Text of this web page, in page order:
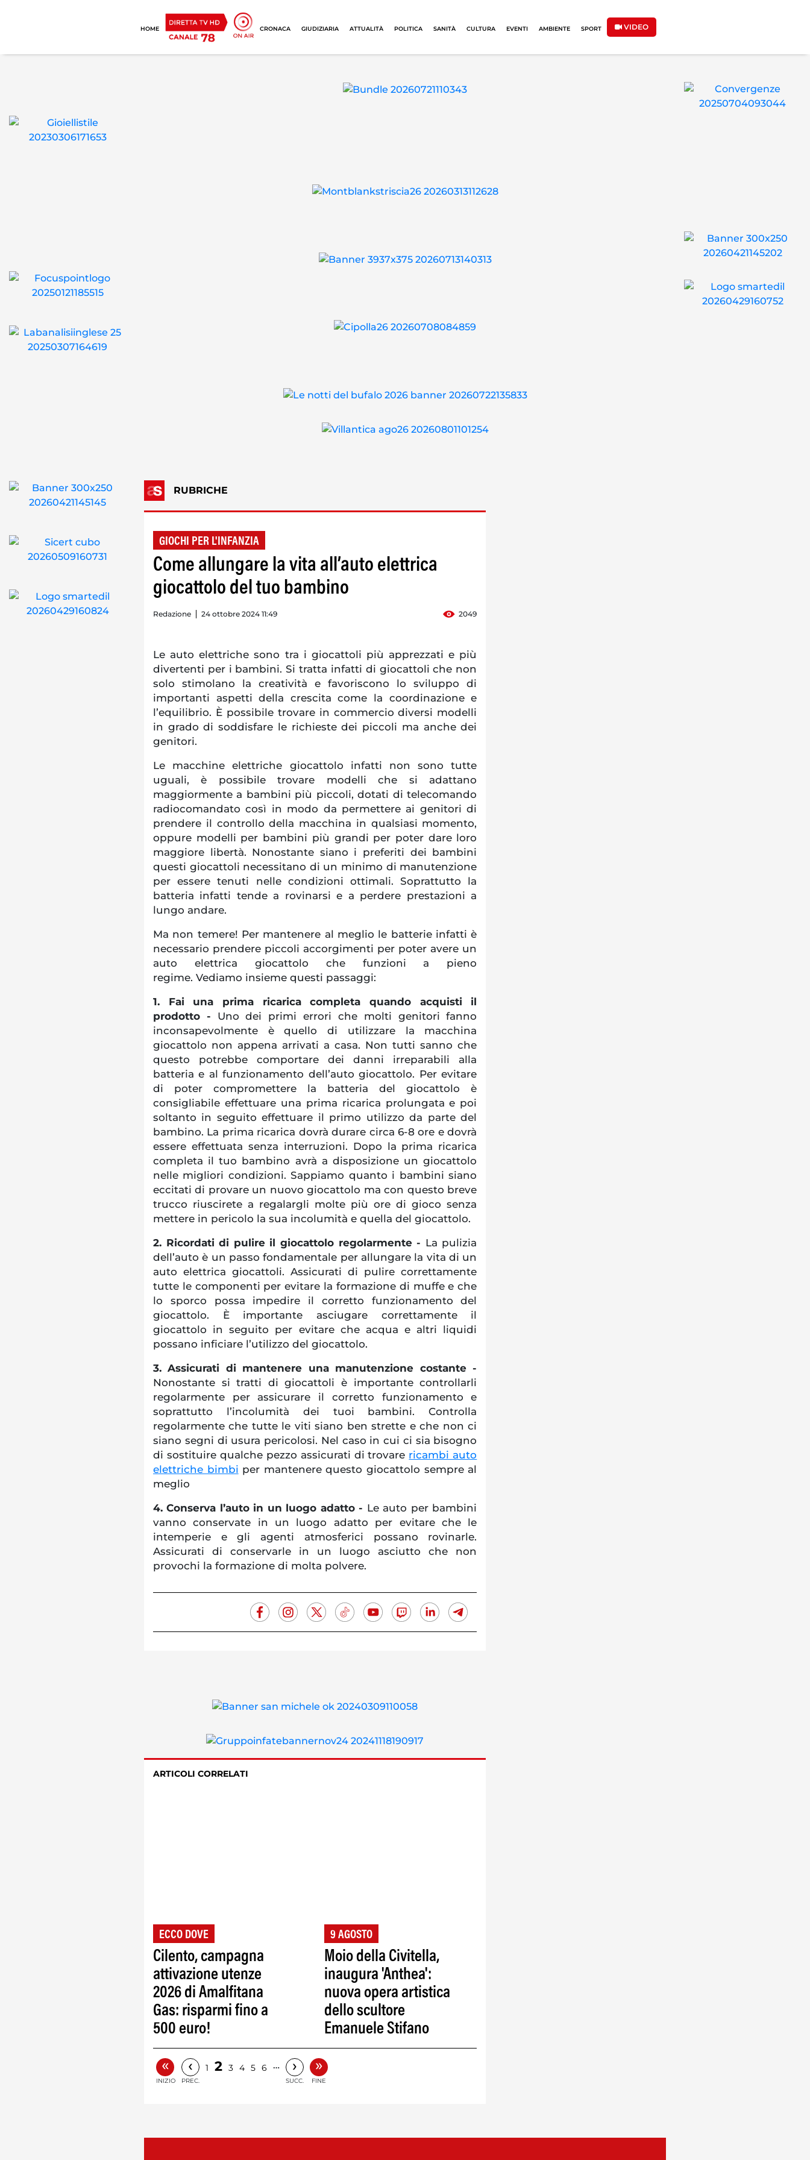
HOME CRONACA GIUDIZIARIA ATTUALITÀ POLITICA SANITÀ CULTURA EVENTI AMBIENTE SPORT VIDEO
RUBRICHE
GIOCHI PER L'INFANZIA
Come allungare la vita all’auto elettrica
giocattolo del tuo bambino
Redazione 24 ottobre 2024 11:49 2049
Le auto elettriche sono tra i giocattoli più apprezzati e più
divertenti per i bambini. Si tratta infatti di giocattoli che non
solo stimolano la creatività e favoriscono lo sviluppo di
importanti aspetti della crescita come la coordinazione e
l’equilibrio. È possibile trovare in commercio diversi modelli
in grado di soddisfare le richieste dei piccoli ma anche dei
genitori.
Le macchine elettriche giocattolo infatti non sono tutte
uguali, è possibile trovare modelli che si adattano
maggiormente a bambini più piccoli, dotati di telecomando
radiocomandato così in modo da permettere ai genitori di
prendere il controllo della macchina in qualsiasi momento,
oppure modelli per bambini più grandi per poter dare loro
maggiore libertà. Nonostante siano i preferiti dei bambini
questi giocattoli necessitano di un minimo di manutenzione
per essere tenuti nelle condizioni ottimali. Soprattutto la
batteria infatti tende a rovinarsi e a perdere prestazioni a
lungo andare.
Ma non temere! Per mantenere al meglio le batterie infatti è
necessario prendere piccoli accorgimenti per poter avere un
auto elettrica giocattolo che funzioni a pieno
regime. Vediamo insieme questi passaggi:
1. Fai una prima ricarica completa quando acquisti il
prodotto - Uno dei primi errori che molti genitori fanno
inconsapevolmente è quello di utilizzare la macchina
giocattolo non appena arrivati a casa. Non tutti sanno che
questo potrebbe comportare dei danni irreparabili alla
batteria e al funzionamento dell’auto giocattolo. Per evitare
di poter compromettere la batteria del giocattolo è
consigliabile effettuare una prima ricarica prolungata e poi
soltanto in seguito effettuare il primo utilizzo da parte del
bambino. La prima ricarica dovrà durare circa 6-8 ore e dovrà
essere effettuata senza interruzioni. Dopo la prima ricarica
completa il tuo bambino avrà a disposizione un giocattolo
nelle migliori condizioni. Sappiamo quanto i bambini siano
eccitati di provare un nuovo giocattolo ma con questo breve
trucco riuscirete a regalargli molte più ore di gioco senza
mettere in pericolo la sua incolumità e quella del giocattolo.
2. Ricordati di pulire il giocattolo regolarmente - La pulizia
dell’auto è un passo fondamentale per allungare la vita di un
auto elettrica giocattoli. Assicurati di pulire correttamente
tutte le componenti per evitare la formazione di muffe e che
lo sporco possa impedire il corretto funzionamento del
giocattolo. È importante asciugare correttamente il
giocattolo in seguito per evitare che acqua e altri liquidi
possano inficiare l’utilizzo del giocattolo.
3. Assicurati di mantenere una manutenzione costante -
Nonostante si tratti di giocattoli è importante controllarli
regolarmente per assicurare il corretto funzionamento e
soprattutto l’incolumità dei tuoi bambini. Controlla
regolarmente che tutte le viti siano ben strette e che non ci
siano segni di usura pericolosi. Nel caso in cui ci sia bisogno
di sostituire qualche pezzo assicurati di trovare ricambi auto
elettriche bimbi per mantenere questo giocattolo sempre al
meglio
4. Conserva l’auto in un luogo adatto - Le auto per bambini
vanno conservate in un luogo adatto per evitare che le
intemperie e gli agenti atmosferici possano rovinarle.
Assicurati di conservarle in un luogo asciutto che non
provochi la formazione di molta polvere.
ARTICOLI CORRELATI
ECCO DOVE
Cilento, campagna
attivazione utenze
2026 di Amalfitana
Gas: risparmi fino a
500 euro!
9 AGOSTO
Moio della Civitella,
inaugura 'Anthea':
nuova opera artistica
dello scultore
Emanuele Stifano
«
INIZIO
‹
PREC.
1 2 3 4 5 6 … ›
SUCC.
»
FINE